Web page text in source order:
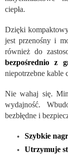
ciepła.
Dzięki
jest przenośny i
również do
bezpośrednio z
niepotrzebne kable
Nie wahaj się.
wydajność.
bezbłędne i
Szybkie
Utrzymuje